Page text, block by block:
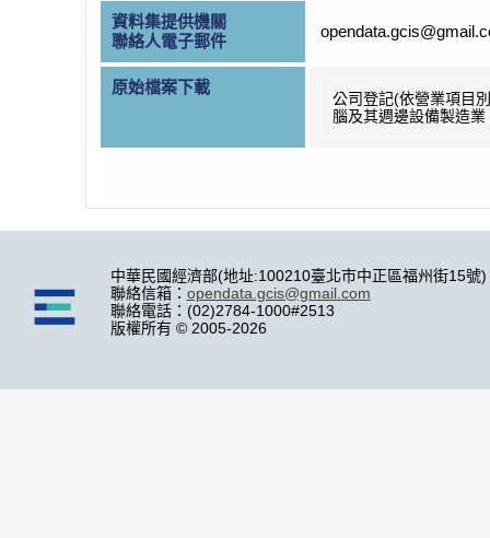
資料集提供機關
聯絡人電子郵件
原始檔案下載
公司登記(依營業項目
腦及其週邊設備製造業
中華民國經濟部(地址:100210臺北市中正區福州街15號)
聯絡信箱： opendata.gcis@gmail.com
聯絡電話：(02)2784-1000#2513
版權所有 © 2005-2026